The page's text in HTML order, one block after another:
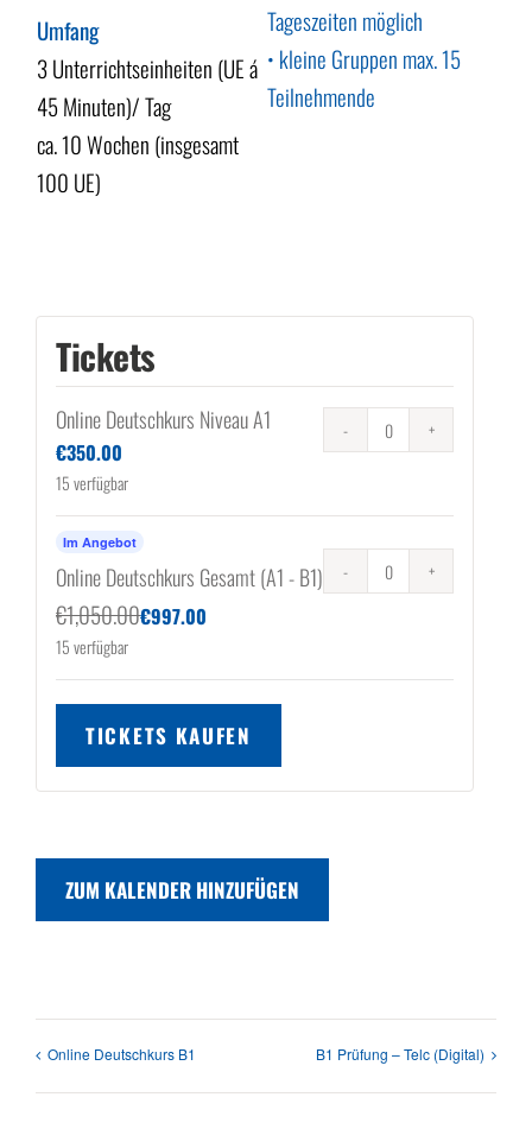
Umfang
3 Unterrichtseinheiten (UE á
45 Minuten)/ Tag
ca. 10 Wochen (insgesamt
100 UE)
Tageszeiten möglich
• kleine Gruppen max. 15
Teilnehmende
Tickets
Online Deutschkurs Niveau A1
€350.00
15verfügbar
Anzahl
Im Angebot
Online Deutschkurs Gesamt (A1 - B1)
€1,050.00€997.00
15verfügbar
Anzahl
TICKETS KAUFEN
ZUM KALENDER HINZUFÜGEN
Online Deutschkurs B1 B1 Prüfung – Telc (Digital)